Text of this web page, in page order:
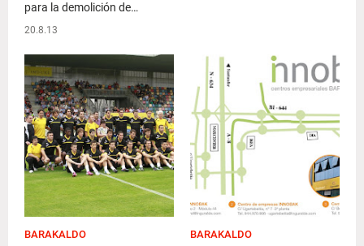
para la demolición de…
20.8.13
BARAKALDO BARAKALDO